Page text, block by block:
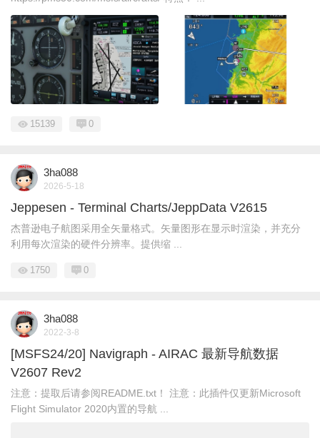
15139 0
3ha088
2026-5-18
Jeppesen - Terminal Charts/JeppData V2615
杰普逊电子航图采用全矢量格式。矢量图形在显示时渲染，并充分
利用每次渲染的硬件分辨率。提供缩 ...
1750 0
3ha088
2022-3-8
[MSFS24/20] Navigraph - AIRAC 最新导航数据
V2607 Rev2
注意：提取后请参阅README.txt！ 注意：此插件仅更新Microsoft
Flight Simulator 2020内置的导航 ...